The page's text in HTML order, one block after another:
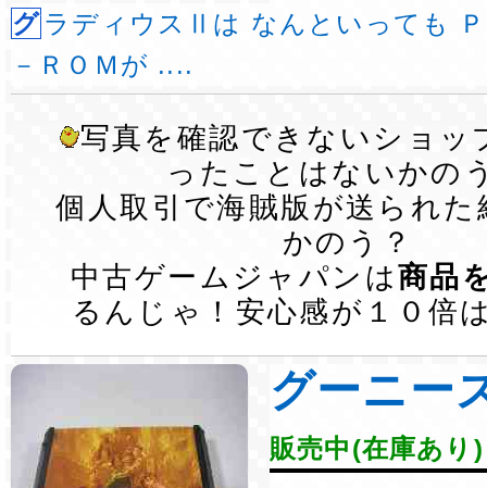
グラディウスⅡは なんといっても ＰＣエンジンＣＤ
－ＲＯＭが ....
写真を確認できないショッ
ったことはないかの
個人取引で海賊版が送られ
かのう？
中古ゲームジャパンは商品
るんじゃ！安心感が１０倍
グーニー
販売中(在庫あり)